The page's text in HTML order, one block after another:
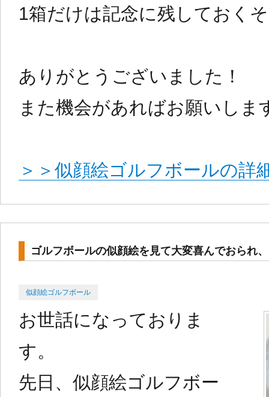
1箱だけは記念に残しておく
ありがとうございました！
また機会があればお願いしま
＞＞似顔絵ゴルフボールの詳
ゴルフボールの似顔絵を見て大変喜んでおられ
Posted
on
似顔絵ゴルフボール
お世話になっておりま
す。
先日、似顔絵ゴルフボー